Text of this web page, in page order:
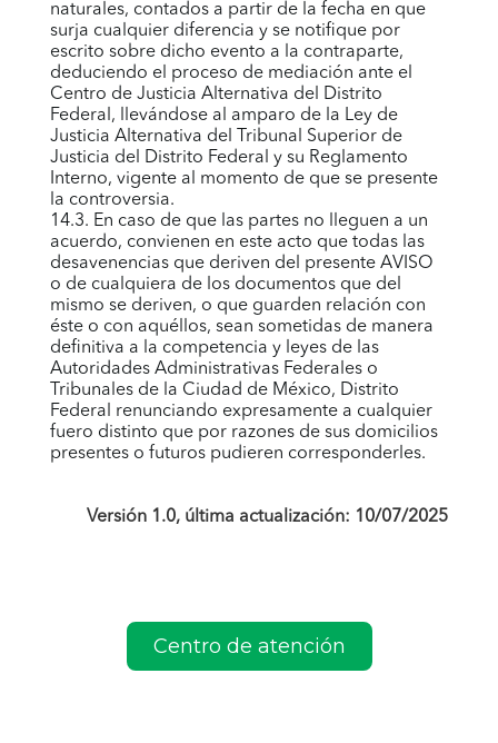
naturales, contados a partir de la fecha en que
surja cualquier diferencia y se notifique por
escrito sobre dicho evento a la contraparte,
deduciendo el proceso de mediación ante el
Centro de Justicia Alternativa del Distrito
Federal, llevándose al amparo de la Ley de
Justicia Alternativa del Tribunal Superior de
Justicia del Distrito Federal y su Reglamento
Interno, vigente al momento de que se presente
la controversia.
14.3. En caso de que las partes no lleguen a un
acuerdo, convienen en este acto que todas las
desavenencias que deriven del presente AVISO
o de cualquiera de los documentos que del
mismo se deriven, o que guarden relación con
éste o con aquéllos, sean sometidas de manera
definitiva a la competencia y leyes de las
Autoridades Administrativas Federales o
Tribunales de la Ciudad de México, Distrito
Federal renunciando expresamente a cualquier
fuero distinto que por razones de sus domicilios
presentes o futuros pudieren corresponderles.
Versión 1.0, última actualización: 10/07/2025
Centro de atención